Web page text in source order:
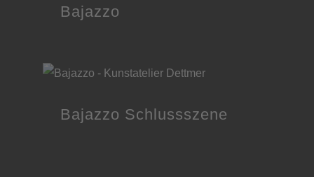
Bajazzo
Bajazzo Schlussszene